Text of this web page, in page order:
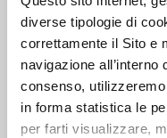
diverse tipologie di
correttamente il Sito e
navigazione
consenso,
in forma statistica le
per farti visualizzare,